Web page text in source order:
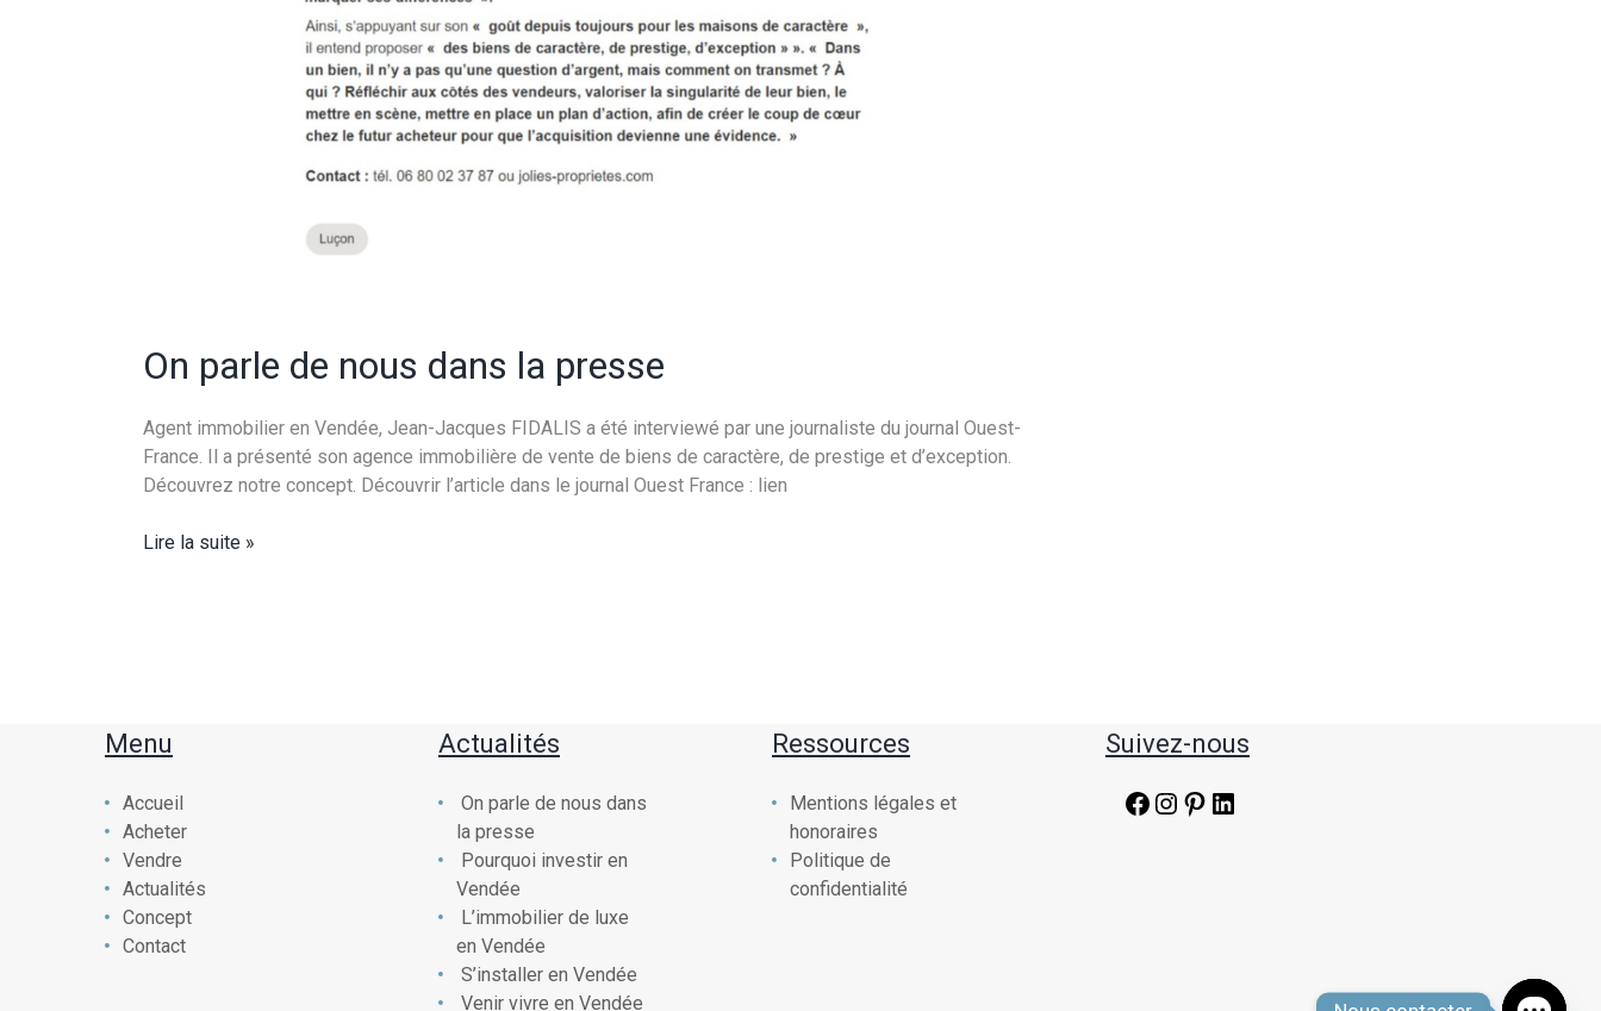
On parle de nous dans la presse
Agent immobilier en Vendée, Jean-Jacques FIDALIS a été interviewé par une journaliste du journal Ouest-
France. Il a présenté son agence immobilière de vente de biens de caractère, de prestige et d’exception.
Découvrez notre concept. Découvrir l’article dans le journal Ouest France : lien
On
Lire la suite »
Menu
Accueil
Acheter
Vendre
Actualités
Concept
Contact
Actualités
On parle de nous dans
la presse
Pourquoi investir en
Vendée
L’immobilier de luxe
en Vendée
S’installer en Vendée
Venir vivre en Vendée
Ressources
Mentions légales et
honoraires
Politique de
confidentialité
Suivez-nous
Facebook
Instagram
Pinterest